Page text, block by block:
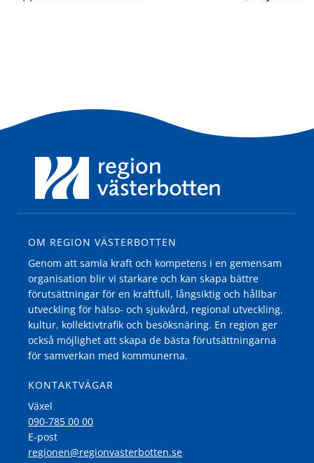
OM REGION VÄSTERBOTTEN
Genom att samla kraft och kompetens i en gemensam
organisation blir vi starkare och kan skapa bättre
förutsättningar för en kraftfull, långsiktig och hållbar
utveckling för hälso- och sjukvård, regional utveckling,
kultur, kollektivtrafik och besöksnäring. En region ger
också möjlighet att skapa de bästa förutsättningarna
för samverkan med kommunerna.
KONTAKTVÄGAR
Växel
090-785 00 00
E-post
regionen@regionvasterbotten.se